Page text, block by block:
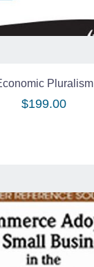
Pluralism
$199.00